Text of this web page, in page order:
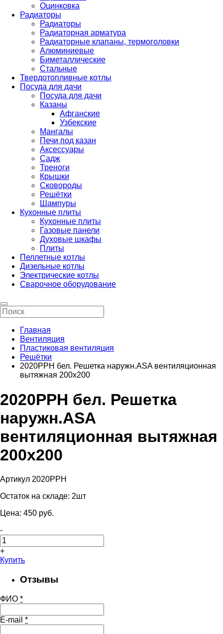
Оцинковка
Радиаторы
Радиаторы
Радиаторная арматура
Радиаторные клапаны, термоголовки
Алюминиевые
Биметаллические
Стальные
Твердотопливные котлы
Посуда для дачи
Посуда для дачи
Казаны
Афганские
Узбекские
Мангалы
Печи под казан
Аксессуары
Садж
Треноги
Крышки
Сковороды
Решётки
Шампуры
Кухонные плиты
Кухонные плиты
Газовые панели
Духовые шкафы
Плиты
Пеллетные котлы
Дизельные котлы
Электрические котлы
Сварочное оборудование
Главная
Вентиляция
Пластиковая вентиляция
Решётки
2020РРН бел. Решетка наружн.ASA вентиляционная
вытяжная 200х200
2020РРН бел. Решетка
наружн.ASA
вентиляционная вытяжная
200х200
Артикул 2020РРН
Остаток на складе: 2шт
Цена: 450 pуб.
-
+
Купить
Отзывы
ФИО *
E-mail *